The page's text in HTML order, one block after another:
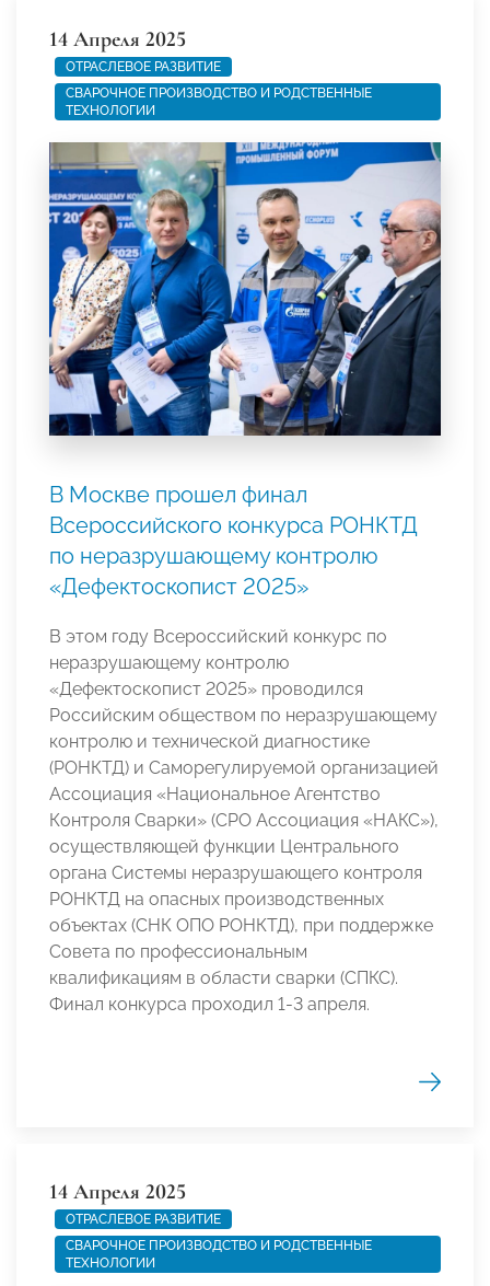
14 Апреля 2025
ОТРАСЛЕВОЕ РАЗВИТИЕ
СВАРОЧНОЕ ПРОИЗВОДСТВО И РОДСТВЕННЫЕ
ТЕХНОЛОГИИ
В Москве прошел финал
Всероссийского конкурса РОНКТД
по неразрушающему контролю
«Дефектоскопист 2025»
В этом году Всероссийский конкурс по
неразрушающему контролю
«Дефектоскопист 2025» проводился
Российским обществом по неразрушающему
контролю и технической диагностике
(РОНКТД) и Саморегулируемой организацией
Ассоциация «Национальное Агентство
Контроля Сварки» (СРО Ассоциация «НАКС»),
осуществляющей функции Центрального
органа Системы неразрушающего контроля
РОНКТД на опасных производственных
объектах (СНК ОПО РОНКТД), при поддержке
Совета по профессиональным
квалификациям в области сварки (СПКС).
Финал конкурса проходил 1-3 апреля.
14 Апреля 2025
ОТРАСЛЕВОЕ РАЗВИТИЕ
СВАРОЧНОЕ ПРОИЗВОДСТВО И РОДСТВЕННЫЕ
ТЕХНОЛОГИИ